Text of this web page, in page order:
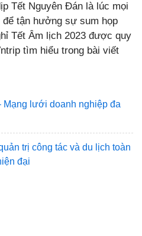
Tết Nguyên Đán là lúc mọi
tận hưởng sự sum họp
Tết Âm lịch 2023 được quy
tìm hiểu trong bài viết
Mạng lưới doanh nghiệp đa
trị công tác và du lịch toàn
đại